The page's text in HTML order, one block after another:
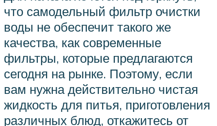
что самодельный фильтр очистки
воды не обеспечит такого же
качества, как современные
фильтры, которые предлагаются
сегодня на рынке. Поэтому, если
вам нужна действительно чистая
жидкость для питья, приготовления
различных блюд, откажитесь от